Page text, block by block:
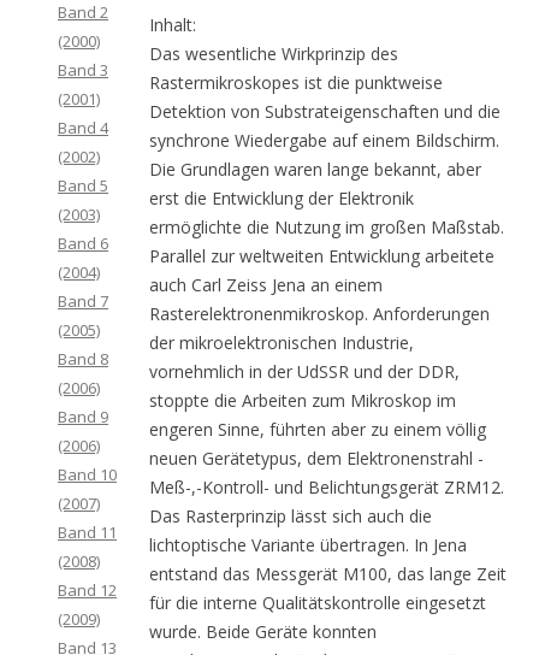
Inhalt:
Das wesentliche Wirkprinzip des
Rastermikroskopes ist die punktweise
Detektion von Substrateigenschaften und die
synchrone Wiedergabe auf einem Bildschirm.
Die Grundlagen waren lange bekannt, aber
erst die Entwicklung der Elektronik
ermöglichte die Nutzung im großen Maßstab.
Parallel zur weltweiten Entwicklung arbeitete
auch Carl Zeiss Jena an einem
Rasterelektronenmikroskop. Anforderungen
der mikroelektronischen Industrie,
vornehmlich in der UdSSR und der DDR,
stoppte die Arbeiten zum Mikroskop im
engeren Sinne, führten aber zu einem völlig
neuen Gerätetypus, dem Elektronenstrahl -
Meß-,-Kontroll- und Belichtungsgerät ZRM12.
Das Rasterprinzip lässt sich auch die
lichtoptische Variante übertragen. In Jena
entstand das Messgerät M100, das lange Zeit
für die interne Qualitätskontrolle eingesetzt
wurde. Beide Geräte konnten
Band 2
(2000)
Band 3
(2001)
Band 4
(2002)
Band 5
(2003)
Band 6
(2004)
Band 7
(2005)
Band 8
(2006)
Band 9
(2006)
Band 10
(2007)
Band 11
(2008)
Band 12
(2009)
Band 13